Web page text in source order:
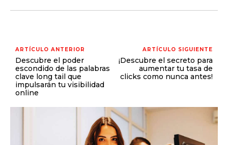
ARTÍCULO ANTERIOR
Descubre el poder
escondido de las palabras
clave long tail que
impulsarán tu visibilidad
online
ARTÍCULO SIGUIENTE
¡Descubre el secreto para
aumentar tu tasa de
clicks como nunca antes!